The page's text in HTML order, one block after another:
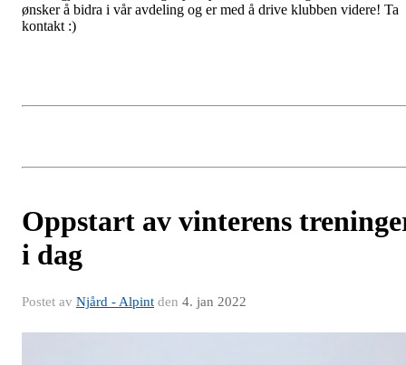
ønsker å bidra i vår avdeling og er med å drive klubben videre! Ta
kontakt :)
Oppstart av vinterens
i dag
Postet av Njård - Alpint den 4. jan 2022